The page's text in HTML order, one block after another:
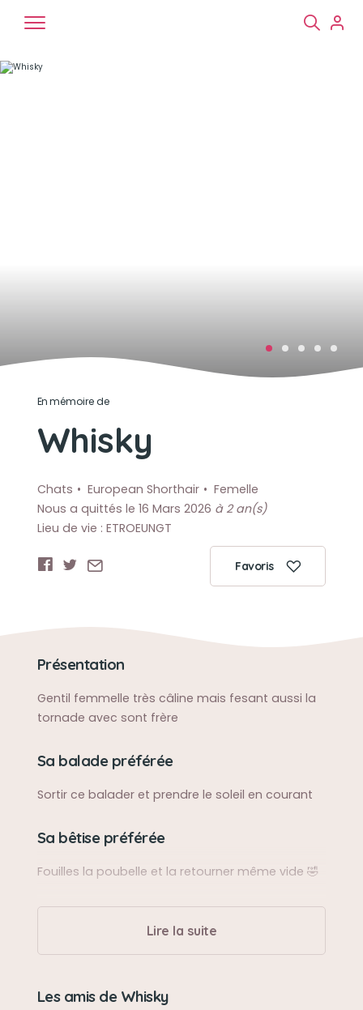
En mémoire de
Whisky
Chats European Shorthair
Femelle
Nous a quittés le 16 Mars 2026 à 2 an(s)
Lieu de vie : ETROEUNGT
Favoris
Présentation
Gentil femmelle très câline mais fesant aussi la
tornade avec sont frère
Sa balade préférée
Sortir ce balader et prendre le soleil en courant
Sa bêtise préférée
Fouilles la poubelle et la retourner même vide 🤣
Son caractère
Très têtu mais aussi douce
Son jouet préféré
Lire la suite
Les amis de Whisky